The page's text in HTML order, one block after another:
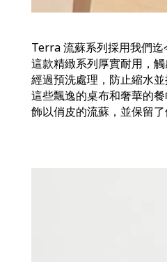
Terra 流蘇系列採用我們
這款精緻系列厚實耐用，
經過預洗處理，防止縮水
這些飄逸的桌布和奢華的
飾以俏皮的流蘇，並保留